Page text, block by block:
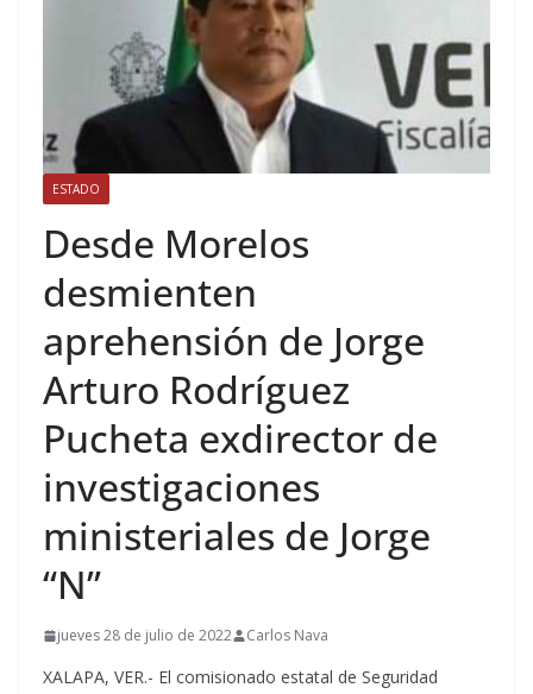
ESTADO
Desde Morelos
desmienten
aprehensión de Jorge
Arturo Rodríguez
Pucheta exdirector de
investigaciones
ministeriales de Jorge
“N”
jueves 28 de julio de 2022 Carlos Nava
XALAPA, VER.- El comisionado estatal de Seguridad